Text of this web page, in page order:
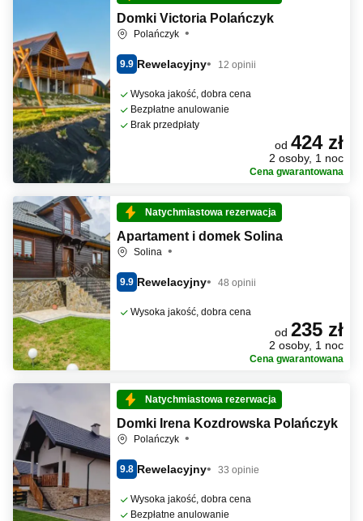
Domki Victoria Polańczyk
Polańczyk
9.9 Rewelacyjny 12 opinii
Wysoka jakość, dobra cena
Bezpłatne anulowanie
Brak przedpłaty
od 424 zł
2 osoby, 1 noc
Cena gwarantowana
Natychmiastowa rezerwacja
Apartament i domek Solina
Solina
9.9 Rewelacyjny 48 opinii
Wysoka jakość, dobra cena
od 235 zł
2 osoby, 1 noc
Cena gwarantowana
Natychmiastowa rezerwacja
Domki Irena Kozdrowska Polańczyk
Polańczyk
9.8 Rewelacyjny 33 opinie
Wysoka jakość, dobra cena
Bezpłatne anulowanie